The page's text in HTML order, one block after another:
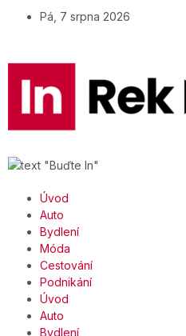
Pá, 7 srpna 2026
Úvod
Auto
Bydlení
Móda
Cestování
Podnikání
Úvod
Auto
Bydlení